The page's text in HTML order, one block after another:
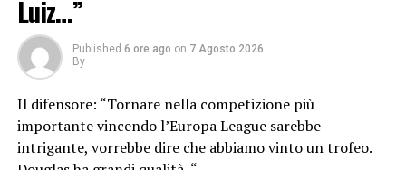
Luiz…”
Published 6 ore ago on 7 Agosto 2026
By
Il difensore: “Tornare nella competizione più
importante vincendo l’Europa League sarebbe
intrigante, vorrebbe dire che abbiamo vinto un trofeo.